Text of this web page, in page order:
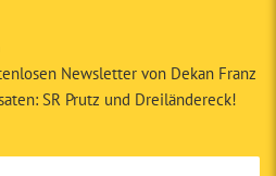
Newsletter von Dekan Franz
SR Prutz und Dreiländereck!